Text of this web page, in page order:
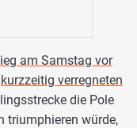
am Samstag vor
kurzzeitig verregneten
die Pole
triumphieren würde,